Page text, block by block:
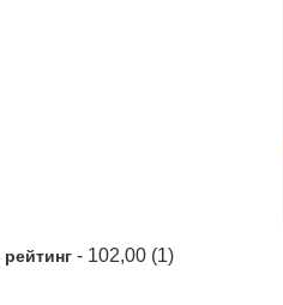
рейтинг - 102,00 (1)